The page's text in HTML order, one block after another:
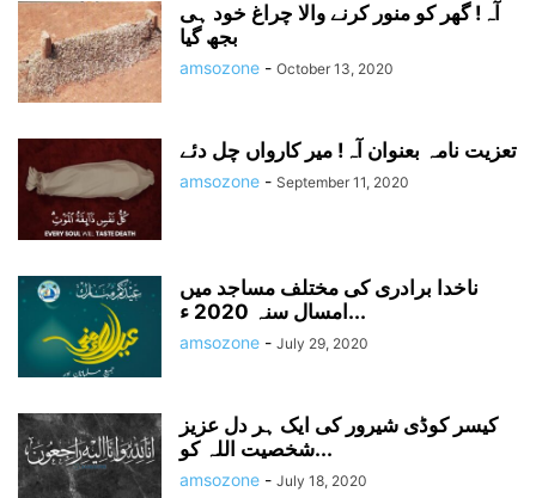
آہ! گھر کو منور کرنے والا چراغ خود ہی
بجھ گیا
amsozone - October 13, 2020
تعزیت نامہ بعنوان آہ! میر کارواں چل دئے
amsozone - September 11, 2020
ناخدا برادری کی مختلف مساجد میں
امسال سنہ 2020 ء...
amsozone - July 29, 2020
کیسر کوڈی شیرور کی ایک ہر دل عزیز
شخصیت اللہ کو...
amsozone - July 18, 2020